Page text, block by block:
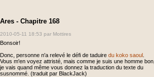
Ares - Chapitre 168
2010-05-11 18:53 par Mottires
Bonsoir!
Donc, personne n'a relevé le défi de taduire du koko saoul
Vous m'en voyez attristé, mais comme je suis une homme bon,
je vais quand même vous donnez la traduction du texte du
susnommé. (traduit par BlackJack)